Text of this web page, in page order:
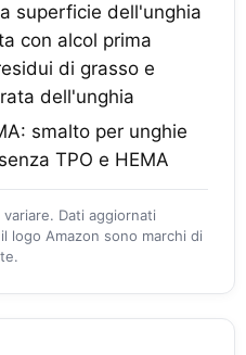
superficie dell'unghia
con alcol prima
di grasso e
dell'unghia
smalto per unghie
TPO e HEMA
Dati aggiornati
logo Amazon sono marchi di